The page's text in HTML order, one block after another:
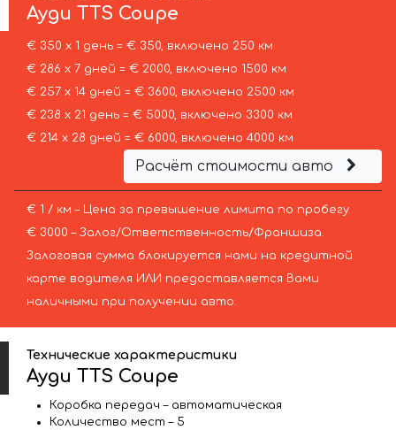
АудиTTS Coupe
€ 350 х 1 день = € 350, включено 250 км
€ 286 х 7 дней = € 2000, включено 1500 км
€ 257 х 14 дней = € 3600, включено 2500 км
€ 238 х 21 день = € 5000, включено 3300 км
€ 214 х 28 дней = € 6000, включено 4000 км
Расчёт стоимости авто
€ 1 / км – Цена за превышение лимита по пробегу
€ 3000 – Залог/Ответственность/Франшиза.
Залоговая сумма блокируется нами на кредитной
карте водителя ИЛИ предоставляется Вами
наличными при получении авто.
Технические характеристики
Ауди TTS Coupe
Коробка передач – автоматическая
Количество мест – 5